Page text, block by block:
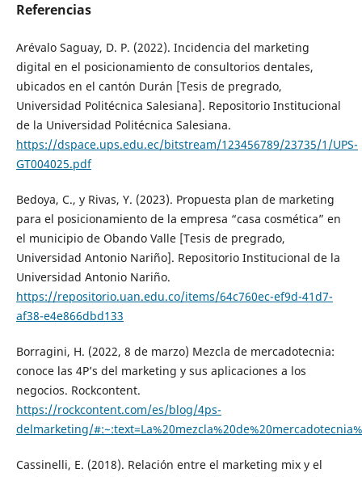
Referencias
Arévalo Saguay, D. P. (2022). Incidencia del marketing
digital en el posicionamiento de consultorios dentales,
ubicados en el cantón Durán [Tesis de pregrado,
Universidad Politécnica Salesiana]. Repositorio Institucional
de la Universidad Politécnica Salesiana.
https://dspace.ups.edu.ec/bitstream/123456789/23735/1/UPS-
GT004025.pdf
Bedoya, C., y Rivas, Y. (2023). Propuesta plan de marketing
para el posicionamiento de la empresa “casa cosmética” en
el municipio de Obando Valle [Tesis de pregrado,
Universidad Antonio Nariño]. Repositorio Institucional de la
Universidad Antonio Nariño.
https://repositorio.uan.edu.co/items/64c760ec-ef9d-41d7-
af38-e4e866dbd133
Borragini, H. (2022, 8 de marzo) Mezcla de mercadotecnia:
conoce las 4P’s del marketing y sus aplicaciones a los
negocios. Rockcontent.
https://rockcontent.com/es/blog/4ps-
delmarketing/
Cassinelli, E. (2018). Relación entre el marketing mix y el